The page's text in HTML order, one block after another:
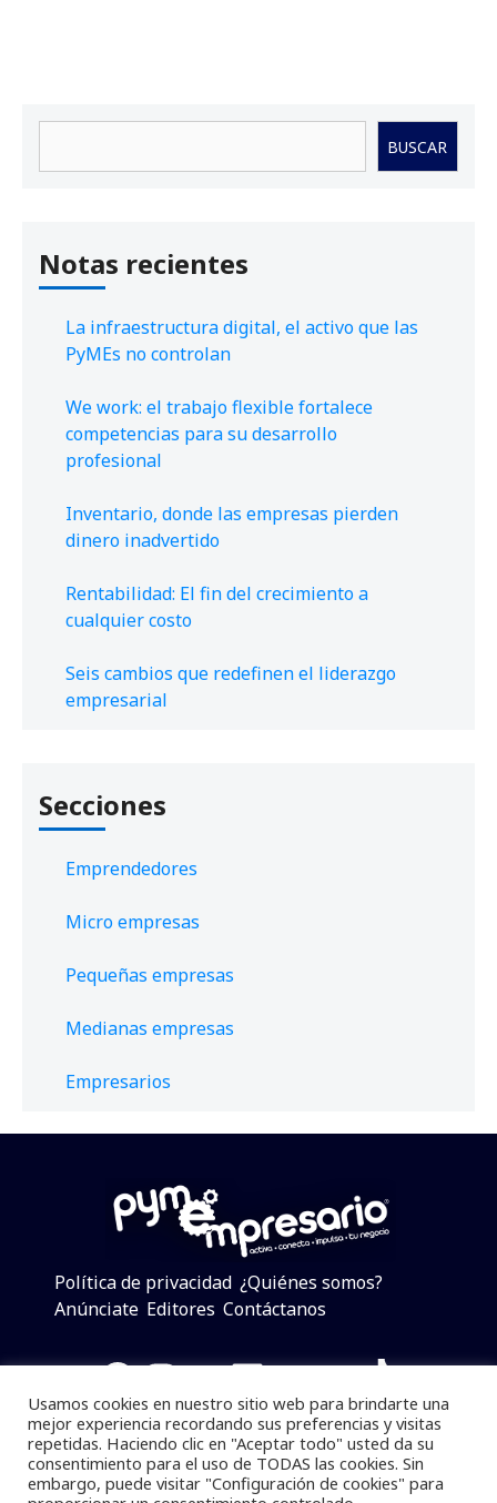
BUSCAR
Notas recientes
La infraestructura digital, el activo que las
PyMEs no controlan
We work: el trabajo flexible fortalece
competencias para su desarrollo
profesional
Inventario, donde las empresas pierden
dinero inadvertido
Rentabilidad: El fin del crecimiento a
cualquier costo
Seis cambios que redefinen el liderazgo
empresarial
Secciones
Emprendedores
Micro empresas
Pequeñas empresas
Medianas empresas
Empresarios
Política de privacidad ¿Quiénes somos?
Anúnciate Editores Contáctanos
Facebook
Instagram
Twitter
LinkedIn
Telegram
YouTube
TikTok
Pymempresario © 2025 Todos los derechos reservados.
Usamos cookies en nuestro sitio web para brindarte una
mejor experiencia recordando sus preferencias y visitas
repetidas. Haciendo clic en "Aceptar todo" usted da su
consentimiento para el uso de TODAS las cookies. Sin
embargo, puede visitar "Configuración de cookies" para